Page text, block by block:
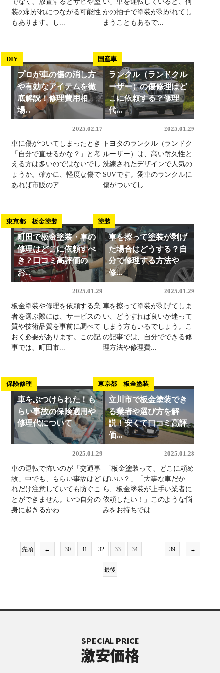
でなく、放置するとサビや塗
装の剥がれにつながる可能性
もあります。し...
い」車を運転していると、何
かの拍子で塗装が剥がれてし
まうこともあるで...
DIY
プロが車の傷の消し方
や有効なアイテムを徹
底解説！修理費用相
場...
2025.02.17
車に傷がついてしまったとき
「自分で直せるかな？」と考
える方は多いのではないでし
ょうか。確かに、軽度な傷で
あれば市販のア...
国産車
ランクル（ランドクル
ーザー）の傷修理はど
こに依頼する？修理
代...
2025.01.29
トヨタのランクル（ランドク
ルーザー）は、高い耐久性と
洗練されたデザインで人気の
SUVです。愛車のランクルに
傷がついてし...
東京都 板金塗装
町田で板金塗装・車の
修理はどこに依頼すべ
き？口コミ高評価の
お...
2025.01.29
板金塗装や修理を依頼する業
者を選ぶ際には、サービスの
質や技術品質を事前に調べて
おく必要があります。この記
事では、町田市...
塗装
車を擦って塗装が剥げ
た場合はどうする？自
分で修理する方法や
修...
2025.01.29
車を擦って塗装が剥げてしま
い、どうすれば良いか迷って
しまう方もいるでしょう。こ
の記事では、自分でできる修
理方法や修理費...
保険修理
車をぶつけられた！も
らい事故の保険適用や
修理代について
2025.01.29
車の運転で怖いのが「交通事
故」中でも、もらい事故はど
れだけ注意していても防ぐこ
とができません。いつ自分の
身に起きるかわ...
東京都 板金塗装
立川市で板金塗装でき
る業者や選び方を解
説！安くて口コミ高評
価...
2025.01.28
「板金塗装って、どこに頼め
ばいい？」「大事な車だか
ら、板金塗装が上手い業者に
依頼したい！」このような悩
みをお持ちでは...
先頭 ← 30 31 32 33 34 ... 39 →
最後
SPECIAL PRICE
激安価格